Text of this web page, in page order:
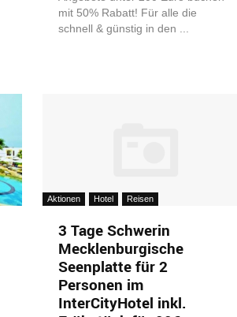
mit 50% Rabatt! Für alle die
schnell & günstig in den ...
Aktionen Hotel Reisen
3 Tage Schwerin
Mecklenburgische
Seenplatte für 2
Personen im
InterCityHotel inkl.